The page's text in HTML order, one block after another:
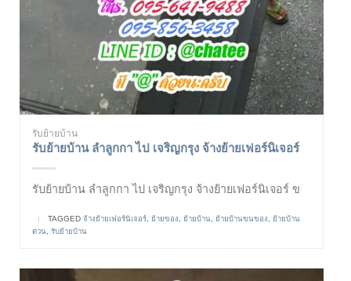
รับย้ายบ้าน
รับย้ายบ้าน ลำลูกกา ไป เจริญกรุง จ้างย้ายเฟอร์นิเจอร์
รับย้ายบ้าน ลำลูกกา ไป เจริญกรุง จ้างย้ายเฟอร์นิเจอร์ ข
| TAGGED จ้างย้ายเฟอร์นิเจอร์ ย้ายของ ย้ายบ้าน ย้ายบ้านขนของ
ย้ายบ้าน
ด่วน รับย้ายบ้าน